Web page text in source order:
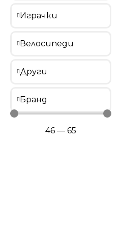
Играчки
Велосипеди
Други
Бранд
46 —65